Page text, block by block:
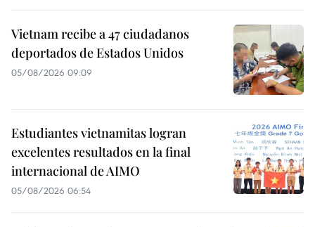
Vietnam recibe a 47 ciudadanos
deportados de Estados Unidos
05/08/2026 09:09
Estudiantes vietnamitas logran
excelentes resultados en la final
internacional de AIMO
05/08/2026 06:54